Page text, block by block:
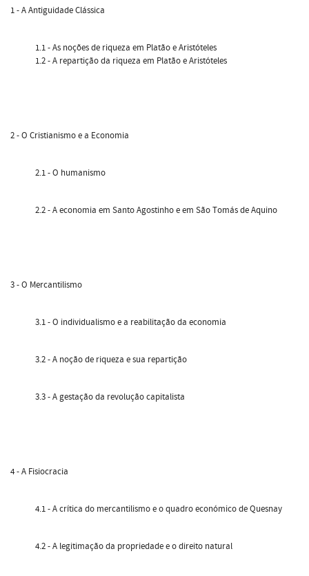
1 - A Antiguidade Clássica
1.1 - As noções de riqueza em Platão e Aristóteles
1.2 - A repartição da riqueza em Platão e Aristóteles
2 - O Cristianismo e a Economia
2.1 - O humanismo
2.2 - A economia em Santo Agostinho e em São Tomás de Aquino
3 - O Mercantilismo
3.1 - O individualismo e a reabilitação da economia
3.2 - A noção de riqueza e sua repartição
3.3 - A gestação da revolução capitalista
4 - A Fisiocracia
4.1 - A crítica do mercantilismo e o quadro económico de Quesnay
4.2 - A legitimação da propriedade e o direito natural